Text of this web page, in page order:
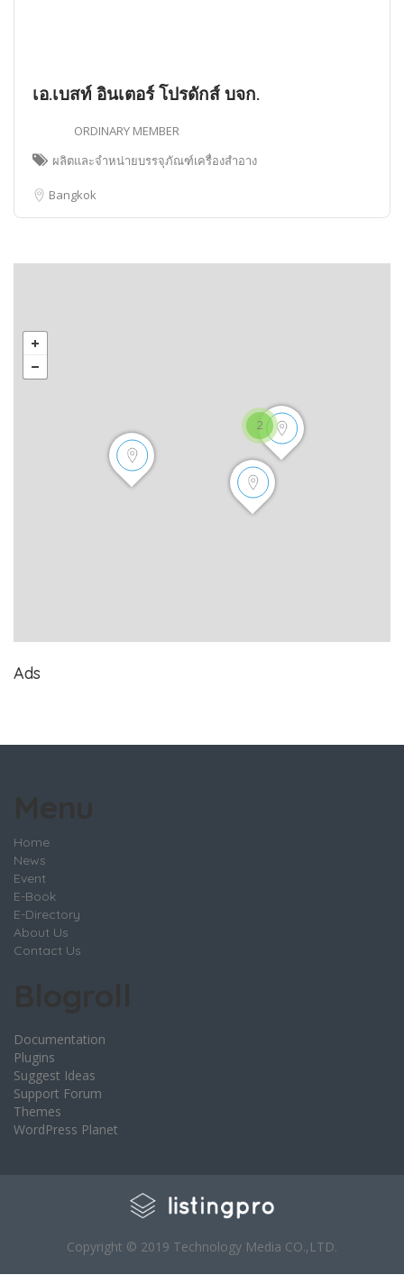
เอ.เบสท์ อินเตอร์ โปรดักส์ บจก.
ORDINARY MEMBER
ผลิตและจำหน่ายบรรจุภัณฑ์เครื่องสำอาง
Bangkok
2
Ads
Home
News
Event
E-Book
E-Directory
About Us
Contact Us
Documentation
Plugins
Suggest Ideas
Support Forum
Themes
WordPress Planet
Copyright © 2019 Technology Media CO.,LTD.